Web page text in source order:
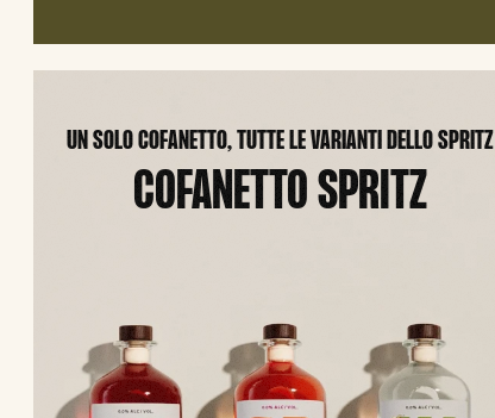
UN SOLO COFANETTO, TUTTE LE VARIANTI DELLO SPRITZ
COFANETTO SPRITZ